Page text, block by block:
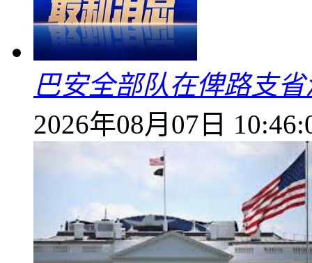
巴安全部队在俾路支
2026年08月07日